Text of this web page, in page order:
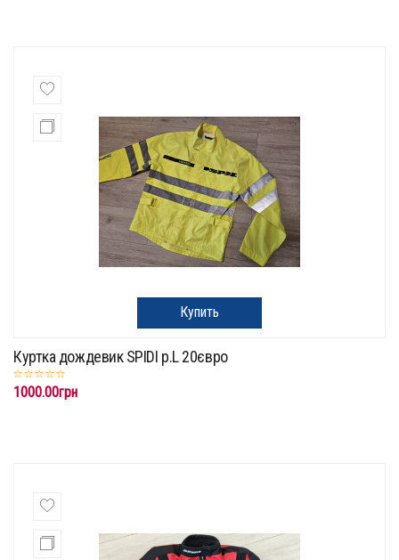
Купить
Куртка дождевик SPIDI p.L 20євро
1000.00грн